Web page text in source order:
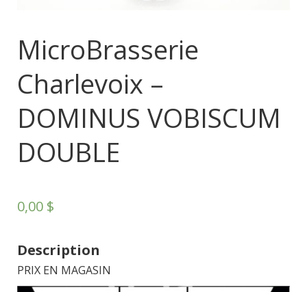
MicroBrasserie
Charlevoix –
DOMINUS VOBISCUM
DOUBLE
0,00 $
Description
PRIX EN MAGASIN